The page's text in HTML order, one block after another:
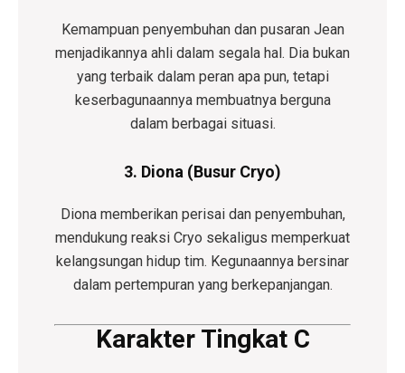
Kemampuan penyembuhan dan pusaran Jean
menjadikannya ahli dalam segala hal. Dia bukan
yang terbaik dalam peran apa pun, tetapi
keserbagunaannya membuatnya berguna
dalam berbagai situasi.
3. Diona (Busur Cryo)
Diona memberikan perisai dan penyembuhan,
mendukung reaksi Cryo sekaligus memperkuat
kelangsungan hidup tim. Kegunaannya bersinar
dalam pertempuran yang berkepanjangan.
Karakter Tingkat C